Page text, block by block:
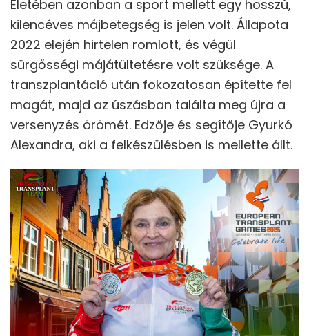
Életében azonban a sport mellett egy hosszú,
kilencéves májbetegség is jelen volt. Állapota
2022 elején hirtelen romlott, és végül
sürgősségi májátültetésre volt szüksége. A
transzplantáció után fokozatosan építette fel
magát, majd az úszásban találta meg újra a
versenyzés örömét. Edzője és segítője Gyurkó
Alexandra, aki a felkészülésben is mellette állt.